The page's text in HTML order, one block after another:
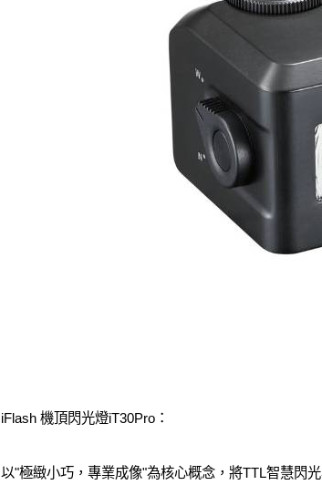
iFlash 機頂閃光燈iT30Pro：
以"極緻小巧，專業成像"為核心概念，將TTL智慧閃